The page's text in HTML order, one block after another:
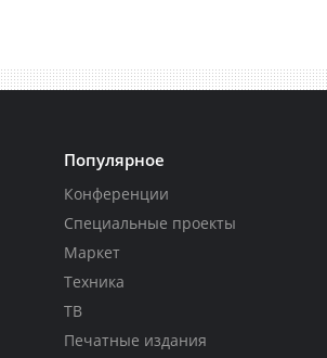
Популярное
Конференции
Специальные проекты
Маркет
Техника
ТВ
Печатные издания